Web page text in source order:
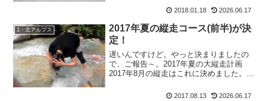
止。家でゴロゴロ＆ブログ更新ってわけ
2018.01.18 2026.06.17
1・北アルプス
2017年夏の縦走コース(前半)が決
定！
遅いんですけど。やっと決まりましたの
で、ご報告～。2017年夏の大縦走計画
2017年8月の縦走はこれに決めました。
陸新幹線だー！16日・・・折立から薬師
2017.08.13 2026.06.17